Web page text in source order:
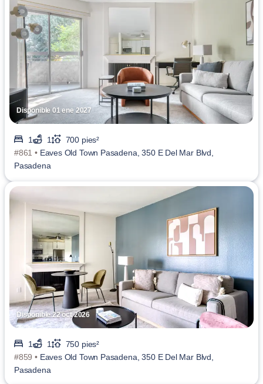
Disponible 01 ene 2027
1 1
700 pies²
#861 • Eaves Old Town Pasadena, 350 E Del Mar Blvd,
Pasadena
Disponible 22 oct 2026
1 1
750 pies²
#859 • Eaves Old Town Pasadena, 350 E Del Mar Blvd,
Pasadena